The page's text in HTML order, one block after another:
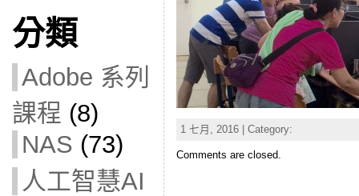
分類
Adobe 系列
課程 (8)
NAS (73)
人工智慧AI
1 七月, 2016 | Category:
Comments are closed.